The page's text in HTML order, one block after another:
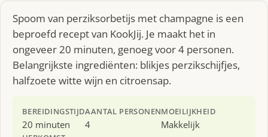
Spoom van perziksorbetijs met champagne is een
beproefd recept van KookJij. Je maakt het in
ongeveer 20 minuten, genoeg voor 4 personen.
Belangrijkste ingrediënten: blikjes perzikschijfjes,
halfzoete witte wijn en citroensap.
BEREIDINGSTIJD
20 minuten
AANTAL PERSONEN
4
MOEILIJKHEID
Makkelijk